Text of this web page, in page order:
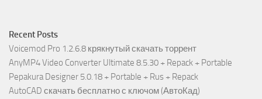
Recent Posts
Voicemod Pro 1.2.6.8 крякнутый скачать торрент
AnyMP4 Video Converter Ultimate 8.5.30 + Repack + Portable
Pepakura Designer 5.0.18 + Portable + Rus + Repack
AutoCAD скачать бесплатно с ключом (АвтоКад)